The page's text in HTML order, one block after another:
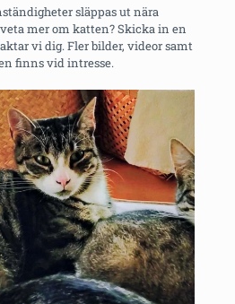
släppas ut nära
mer om katten? Skicka in en
vi dig. Fler bilder, videor samt
finns vid intresse.